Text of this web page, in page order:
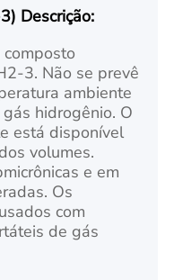
Descrição:
3. Não se prevê
ambiente
hidrogênio. O
está disponível
volumes.
e em
Os
com
de gás